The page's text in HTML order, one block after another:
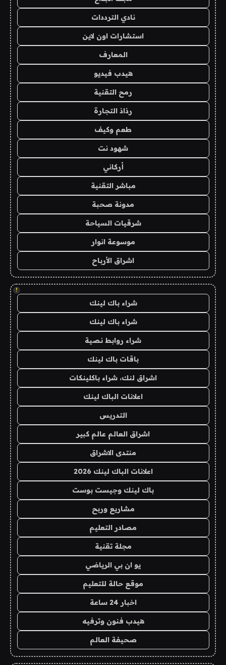
نادي الترددات
استشارات اون لاين
المعارف
هيدب فيديو
رمح التقنية
رذاذ التجارة
طعم وكيف
شهود نت
أركاني
مباشر التقنية
مدونة صحبة
شرقيات السياحة
موسوعة انوار
اشراق الأرباح
!
شراء باك لينك
شراء باك لينك
شراء روابط نصية
باقات باك لينك
اشراق لنك، شراء باكلينكات
اعلانات الباك لينك
التدريس
اشراق العالم عالم كبير
منتدى الاشراق
اعلانات الباك لينك 2026
باك لينك وجيست بوست
مشاريع وربح
مصادر التعليم
مجلة تقنية
يو ان بي الرياضي
موقع حالة للتعليم
اخبار 24 ساعة
هيدب فنون وترفيه
صحيفة العالم